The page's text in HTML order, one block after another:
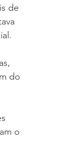
de
do
o